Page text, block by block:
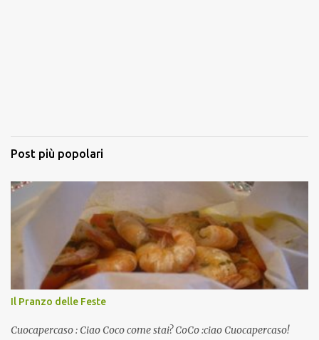
Post più popolari
Il Pranzo delle Feste
Cuocapercaso : Ciao Coco come stai? CoCo :ciao Cuocapercaso!